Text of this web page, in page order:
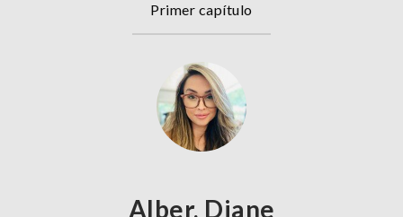
Primer capítulo
Alber, Diane